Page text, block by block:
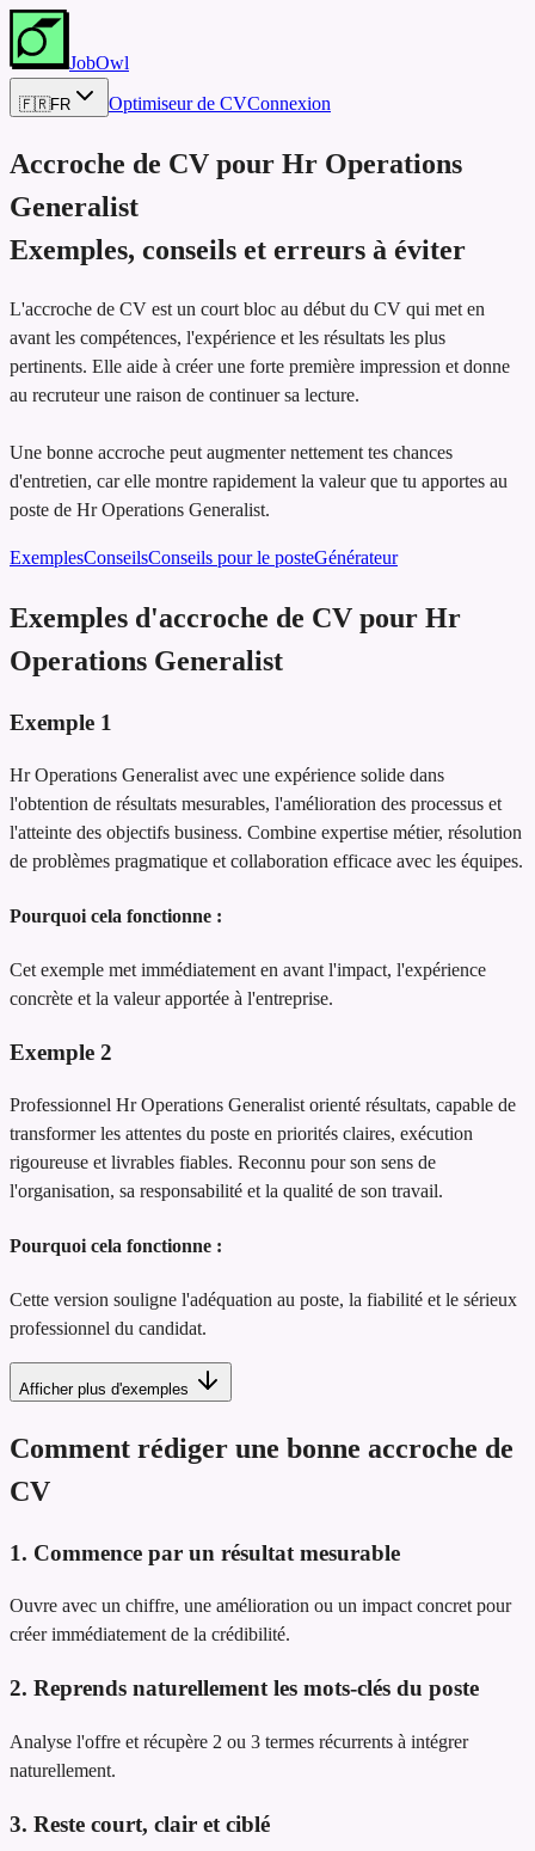
JobOwl
🇫🇷FR Optimiseur de CVConnexion
Accroche de CV pour Hr Operations
Generalist
Exemples, conseils et erreurs à éviter
L'accroche de CV est un court bloc au début du CV qui met en
avant les compétences, l'expérience et les résultats les plus
pertinents. Elle aide à créer une forte première impression et donne
au recruteur une raison de continuer sa lecture.
Une bonne accroche peut augmenter nettement tes chances
d'entretien, car elle montre rapidement la valeur que tu apportes au
poste de Hr Operations Generalist.
ExemplesConseilsConseils pour le posteGénérateur
Exemples d'accroche de CV pour Hr
Operations Generalist
Exemple 1
Hr Operations Generalist avec une expérience solide dans
l'obtention de résultats mesurables, l'amélioration des processus et
l'atteinte des objectifs business. Combine expertise métier, résolution
de problèmes pragmatique et collaboration efficace avec les équipes.
Pourquoi cela fonctionne :
Cet exemple met immédiatement en avant l'impact, l'expérience
concrète et la valeur apportée à l'entreprise.
Exemple 2
Professionnel Hr Operations Generalist orienté résultats, capable de
transformer les attentes du poste en priorités claires, exécution
rigoureuse et livrables fiables. Reconnu pour son sens de
l'organisation, sa responsabilité et la qualité de son travail.
Pourquoi cela fonctionne :
Cette version souligne l'adéquation au poste, la fiabilité et le sérieux
professionnel du candidat.
Afficher plus d'exemples
Comment rédiger une bonne accroche de
CV
1. Commence par un résultat mesurable
Ouvre avec un chiffre, une amélioration ou un impact concret pour
créer immédiatement de la crédibilité.
2. Reprends naturellement les mots-clés du poste
Analyse l'offre et récupère 2 ou 3 termes récurrents à intégrer
naturellement.
3. Reste court, clair et ciblé